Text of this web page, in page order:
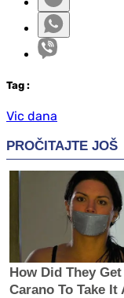
Tag :
Vic dana